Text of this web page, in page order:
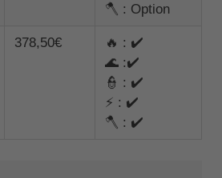
🪓 : Option
378,50€
🔥 : ✔️
🌊 :✔️
👮 : ✔️
⚡ : ✔️
🪓 : ✔️